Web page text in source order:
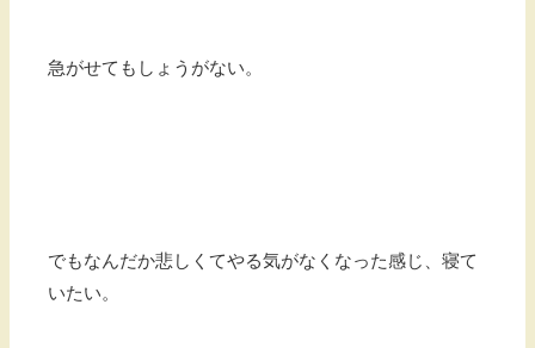
急がせてもしょうがない。
でもなんだか悲しくてやる気がなくなった感じ、寝て
いたい。